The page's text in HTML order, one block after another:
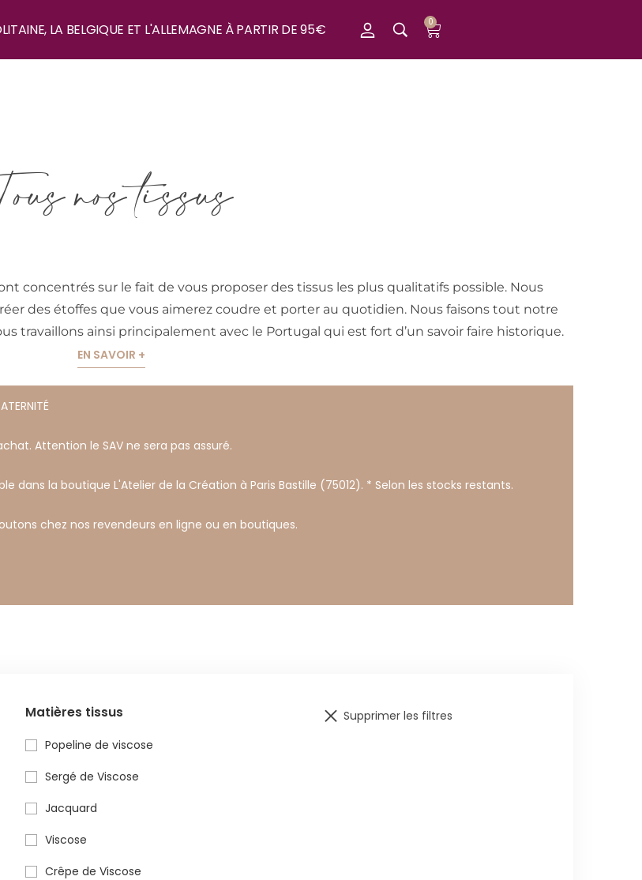
LA BELGIQUE ET L'ALLEMAGNE À PARTIR DE 95€ 0
nos tissus
concentrés sur le fait de vous proposer des tissus les plus qualitatifs possible. Nous
des étoffes que vous aimerez coudre et porter au quotidien. Nous faisons tout notre
travaillons ainsi principalement avec le Portugal qui est fort d’un savoir faire historique.
EN SAVOIR +
Attention le SAV ne sera pas assuré.
dans la boutique L'Atelier de la Création à Paris Bastille (75012). * Selon les stocks restants.
chez nos revendeurs en ligne ou en boutiques.
Matières tissus
Popeline de viscose
Sergé de Viscose
Jacquard
Viscose
Crêpe de Viscose
Supprimer les filtres